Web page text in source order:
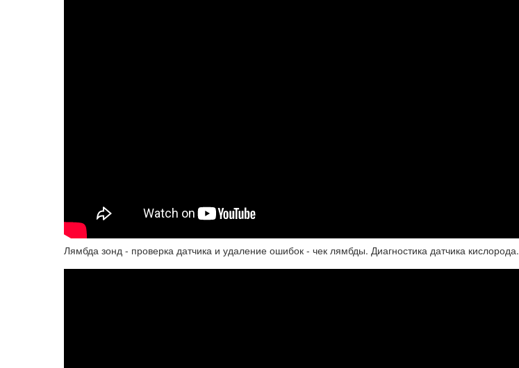
Лямбда зонд - проверка датчика и удаление ошибок - чек лямбды. Диагностика датчика кислорода.